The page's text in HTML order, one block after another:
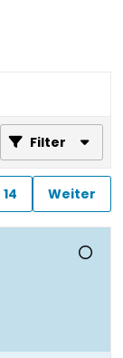
Filter
14 Weiter